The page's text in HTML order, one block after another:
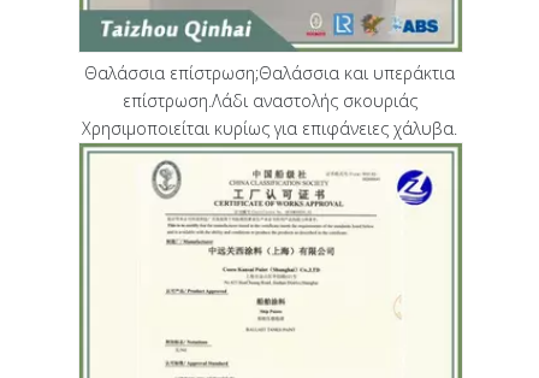
Θαλάσσια επίστρωση;Θαλάσσια και υπεράκτια
επίστρωση.Λάδι αναστολής σκουριάς
Χρησιμοποιείται κυρίως για επιφάνειες χάλυβα.